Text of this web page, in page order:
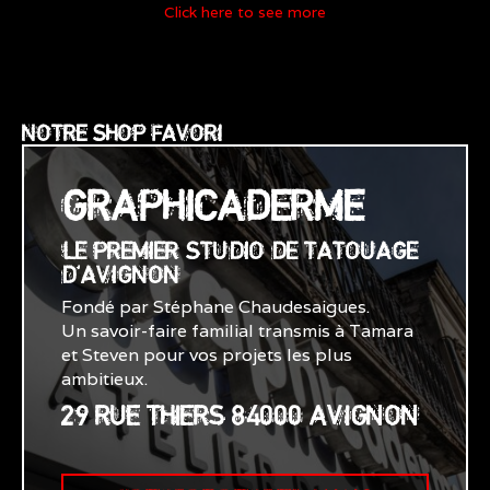
Click here to see more
NOTRE SHOP FAVORI
GRAPHICADERME
LE PREMIER STUDIO DE TATOUAGE
D'AVIGNON
Fondé par Stéphane Chaudesaigues.
Un savoir-faire familial transmis à Tamara
et Steven pour vos projets les plus
ambitieux.
29 RUE THIERS 84000 AVIGNON